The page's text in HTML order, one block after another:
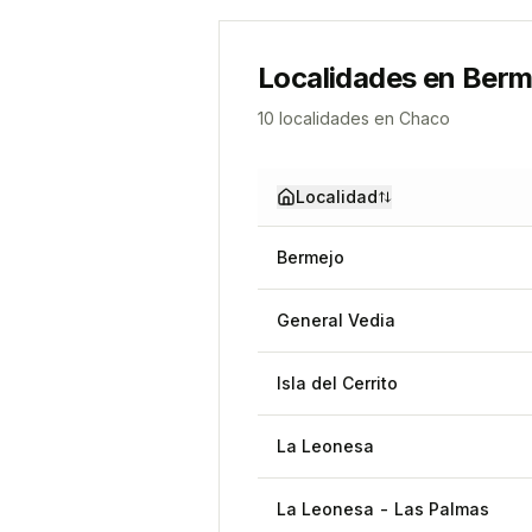
Localidades en
10 localidades en Chaco
Localidad
Bermejo
General Vedia
Isla del Cerrito
La Leonesa
La Leonesa - Las Palmas